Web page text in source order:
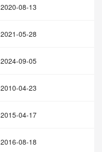
2020-08-13
2021-05-28
2024-09-05
2010-04-23
2015-04-17
2016-08-18